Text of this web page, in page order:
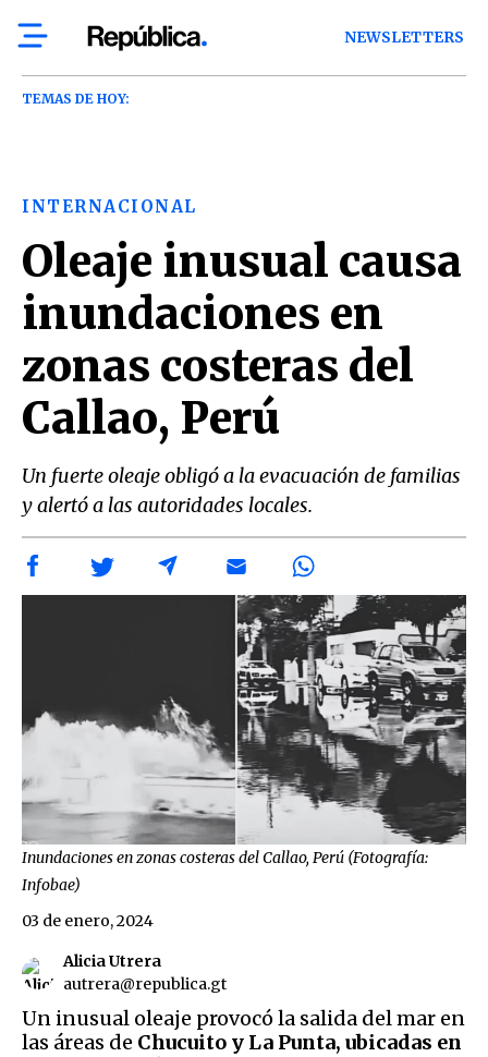
NEWSLETTERS
TEMAS DE HOY:
INTERNACIONAL
Oleaje inusual causa
inundaciones en
zonas costeras del
Callao, Perú
Un fuerte oleaje obligó a la evacuación de familias
y alertó a las autoridades locales.
Inundaciones en zonas costeras del Callao, Perú (Fotografía:
Infobae)
Alicia Utrera
autrera@republica.gt
03 de enero, 2024
Un inusual oleaje provocó la salida del mar en
las áreas de Chucuito y La Punta, ubicadas en